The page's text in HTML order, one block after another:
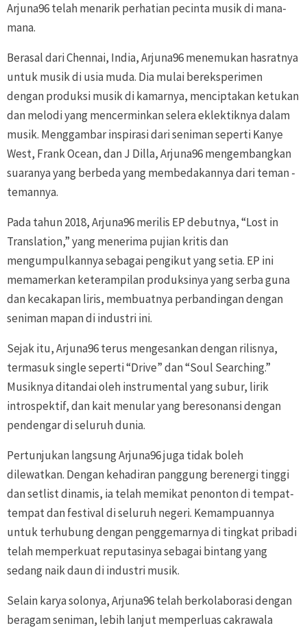
Arjuna96 telah menarik perhatian pecinta musik di mana-
mana.
Berasal dari Chennai, India, Arjuna96 menemukan hasratnya
untuk musik di usia muda. Dia mulai bereksperimen
dengan produksi musik di kamarnya, menciptakan ketukan
dan melodi yang mencerminkan selera eklektiknya dalam
musik. Menggambar inspirasi dari seniman seperti Kanye
West, Frank Ocean, dan J Dilla, Arjuna96 mengembangkan
suaranya yang berbeda yang membedakannya dari teman -
temannya.
Pada tahun 2018, Arjuna96 merilis EP debutnya, “Lost in
Translation,” yang menerima pujian kritis dan
mengumpulkannya sebagai pengikut yang setia. EP ini
memamerkan keterampilan produksinya yang serba guna
dan kecakapan liris, membuatnya perbandingan dengan
seniman mapan di industri ini.
Sejak itu, Arjuna96 terus mengesankan dengan rilisnya,
termasuk single seperti “Drive” dan “Soul Searching.”
Musiknya ditandai oleh instrumental yang subur, lirik
introspektif, dan kait menular yang beresonansi dengan
pendengar di seluruh dunia.
Pertunjukan langsung Arjuna96 juga tidak boleh
dilewatkan. Dengan kehadiran panggung berenergi tinggi
dan setlist dinamis, ia telah memikat penonton di tempat-
tempat dan festival di seluruh negeri. Kemampuannya
untuk terhubung dengan penggemarnya di tingkat pribadi
telah memperkuat reputasinya sebagai bintang yang
sedang naik daun di industri musik.
Selain karya solonya, Arjuna96 telah berkolaborasi dengan
beragam seniman, lebih lanjut memperluas cakrawala